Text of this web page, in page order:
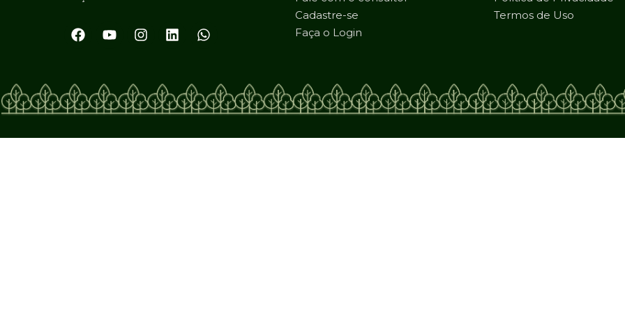
Cadastre-se
Faça o Login
Termos de Uso